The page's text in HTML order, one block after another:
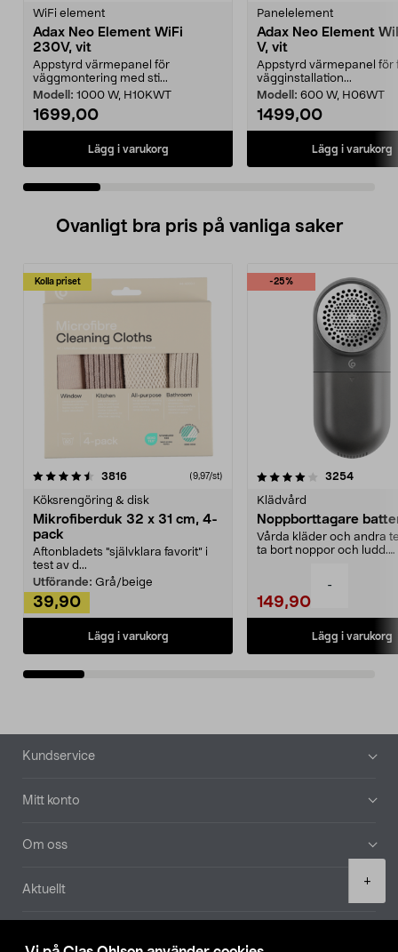
-
+
WiFi element
Adax Neo Element WiFi
230V, vit
Appstyrd värmepanel för
väggmontering med sti...
Modell: 1000 W, H10KWT
1699,00
Lägg i varukorg
Panelelement
Adax Neo Element
V, vit
Appstyrd värmepanel för
vägginstallation...
Modell: 600 W, H06WT
1499,00
Lägg i varukorg
Ovanligt bra pris på vanliga saker
Kolla priset
3816recensioner (9,97/st)
Köksrengöring & disk
Mikrofiberduk 32 x 31 cm, 4-
pack
Aftonbladets "självklara favorit” i
test av d...
Utförande: Grå/beige
39,90
Lägg i varukorg
-25%
4.0av 5 stjärnor 3254
Klädvård
Noppborttagare
Vårda kläder och andra
ta bort noppor och ludd.
149,90
Lägg i varukorg
4.5av 5 stjärnor
Sidfot
Kundservice
Mitt konto
Om oss
Aktuellt